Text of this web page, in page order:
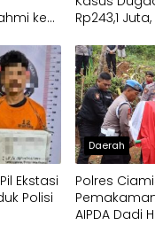
ke
Rp243,1
Program
Ekstasi
Polisi
Daerah
Polres
AIPDA Dadi